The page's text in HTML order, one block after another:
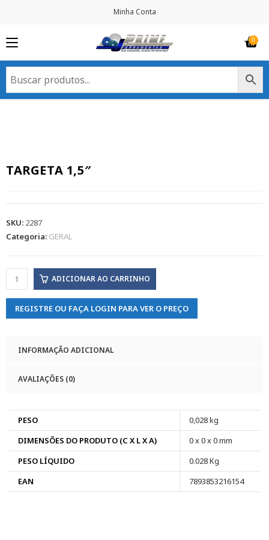
Minha Conta
TARGETA 1,5″
SKU: 2287
Categoria: GERAL
ADICIONAR AO CARRINHO
REGISTRE OU FAÇA LOGIN PARA VER O PREÇO
INFORMAÇÃO ADICIONAL
AVALIAÇÕES (0)
PESO
0,028 kg
DIMENSÕES DO PRODUTO (C X L X A)
0 x 0 x 0 mm
PESO LÍQUIDO
0.028 Kg
EAN
7893853216154